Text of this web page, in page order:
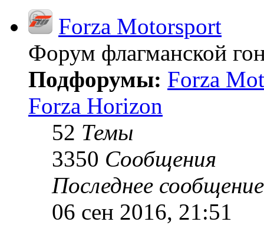
Forza Motorsport
Форум флагманской
Подфорумы: Forza
Forza Horizon
52 Темы
3350 Сообщения
Последнее сообщение
06 сен 2016, 21:51